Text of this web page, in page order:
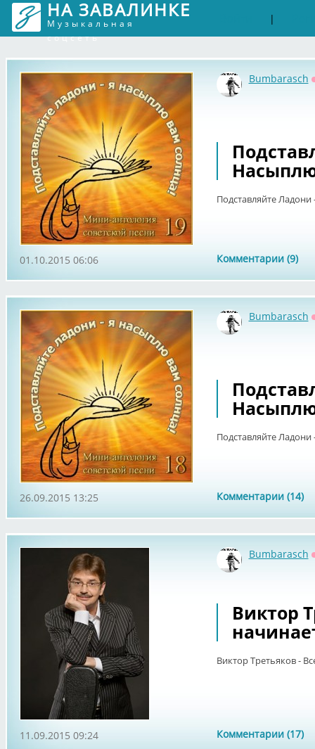
НА ЗАВАЛИНКЕ
Музыкальная
соцсеть
|
Bumbarasch
Подставляйте
Комментарии (9)
01.10.2015 06:06
Bumbarasch
Подставляйте
Комментарии (14)
26.09.2015 13:25
Bumbarasch
Виктор
Виктор Третьяков -
Комментарии (17)
11.09.2015 09:24